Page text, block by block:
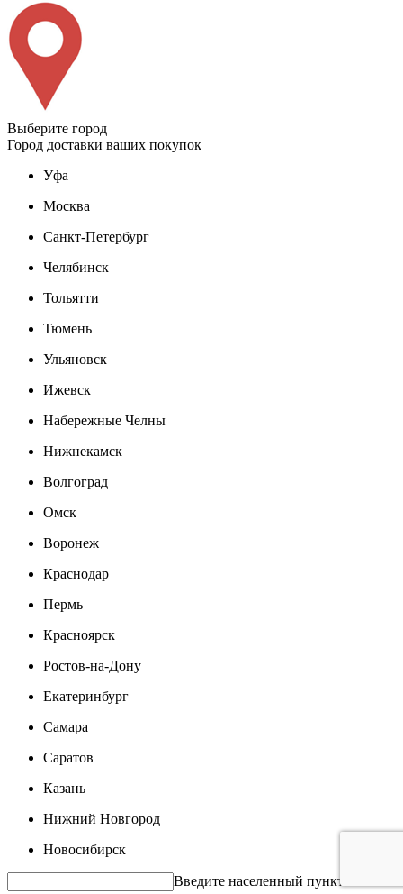
Выберите город
Город доставки ваших покупок
Уфа
Москва
Санкт-Петербург
Челябинск
Тольятти
Тюмень
Ульяновск
Ижевск
Набережные Челны
Нижнекамск
Волгоград
Омск
Воронеж
Краснодар
Пермь
Красноярск
Ростов-на-Дону
Екатеринбург
Самара
Саратов
Казань
Нижний Новгород
Новосибирск
Введите населенный пункт